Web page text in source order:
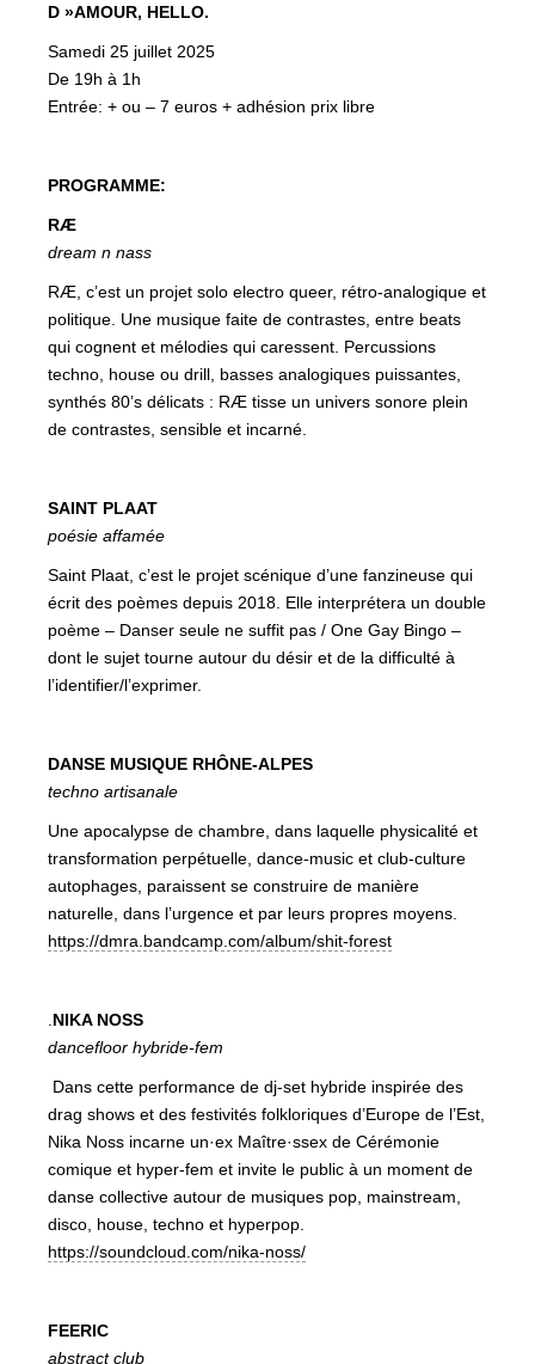
D »AMOUR, HELLO.
Samedi 25 juillet 2025
De 19h à 1h
Entrée: + ou – 7 euros + adhésion prix libre
PROGRAMME:
RÆ
dream n nass
RÆ, c’est un projet solo electro queer, rétro-analogique et
politique. Une musique faite de contrastes, entre beats
qui cognent et mélodies qui caressent. Percussions
techno, house ou drill, basses analogiques puissantes,
synthés 80’s délicats : RÆ tisse un univers sonore plein
de contrastes, sensible et incarné.
SAINT PLAAT
poésie affamée
Saint Plaat, c’est le projet scénique d’une fanzineuse qui
écrit des poèmes depuis 2018. Elle interprétera un double
poème – Danser seule ne suffit pas / One Gay Bingo –
dont le sujet tourne autour du désir et de la difficulté à
l’identifier/l’exprimer.
DANSE MUSIQUE RHÔNE-ALPES
techno artisanale
Une apocalypse de chambre, dans laquelle physicalité et
transformation perpétuelle, dance-music et club-culture
autophages, paraissent se construire de manière
naturelle, dans l’urgence et par leurs propres moyens.
https://dmra.bandcamp.com/album/shit-forest
NIKA NOSS
dancefloor hybride-fem
Dans cette performance de dj-set hybride inspirée des
drag shows et des festivités folkloriques d’Europe de l’Est,
Nika Noss incarne un·ex Maître·ssex de Cérémonie
comique et hyper-fem et invite le public à un moment de
danse collective autour de musiques pop, mainstream,
disco, house, techno et hyperpop.
https://soundcloud.com/nika-noss/
FEERIC
abstract club